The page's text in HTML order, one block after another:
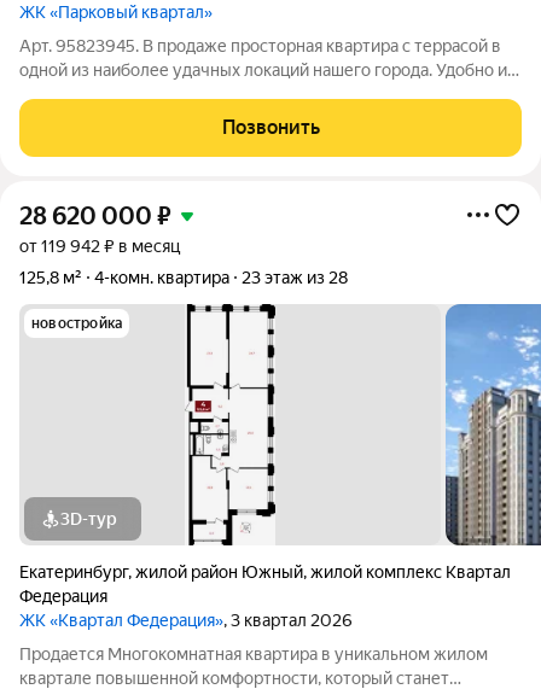
ЖК «Парковый квартал»
Арт. 95823945. В продаже просторная квартира с террасой в
одной из наиболее удачных локаций нашего города. Удобно и
город. Почему именно эта квартира? 1. Здесь 3 жилых
комнаты: 12, 13 и 14
Позвонить
28 620 000 ₽
от 119 942 ₽ в месяц
125,8 м²
4-комн. квартира 23 этаж из 28
новостройка
3D-тур
Екатеринбург,жилой район Южный,жилой комплекс Квартал
Федерация
ЖК «Квартал Федерация», 3 квартал 2026
Продается Многокомнатная квартира в уникальном жилом
квартале повышенной комфортности, который станет